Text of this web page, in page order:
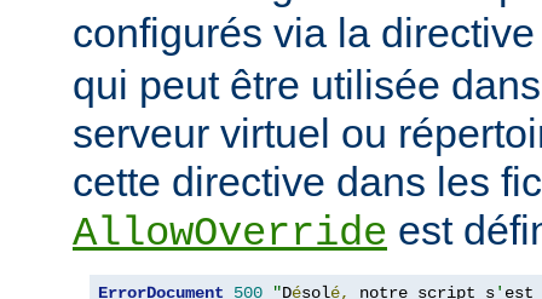
configurés via la
qui peut être utilisée
serveur virtuel ou
cette directive dans les
AllowOverride est
ErrorDocument 500 "Désolé, notre script s' est